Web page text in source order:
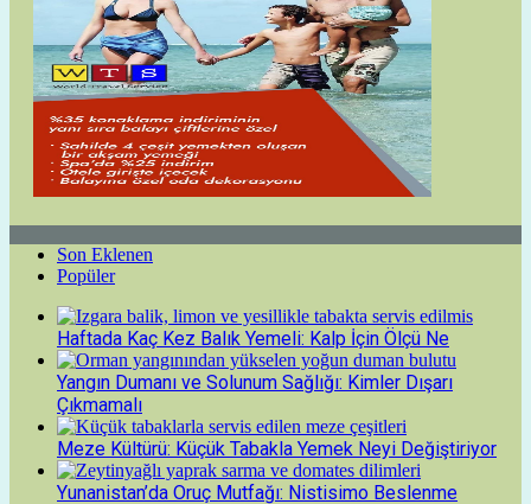
Son Eklenen
Popüler
Haftada Kaç Kez Balık Yemeli: Kalp İçin Ölçü Ne
Yangın Dumanı ve Solunum Sağlığı: Kimler Dışarı
Çıkmamalı
Meze Kültürü: Küçük Tabakla Yemek Neyi Değiştiriyor
Yunanistan’da Oruç Mutfağı: Nistisimo Beslenme